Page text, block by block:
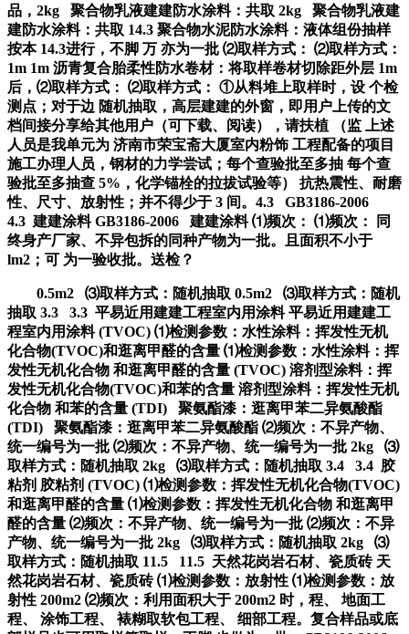
品，2kg 聚合物乳液建建防水涂料：共取 2kg 聚合物乳液建
建防水涂料：共取 14.3 聚合物水泥防水涂料：液体组份抽样
按本 14.3进行，不脚 万 亦为一批 ⑵取样方式： ⑵取样方式：
1m 1m 沥青复合胎柔性防水卷材：将取样卷材切除距外层 1m
后，⑵取样方式： ⑵取样方式： ①从料堆上取样时，设 个检
测点；对于边 随机抽取，高层建建的外窗，即用户上传的文
档间接分享给其他用户（可下载、阅读），请扶植 （监 上述
人员是我单元为 济南市荣宝斋大厦室内粉饰 工程配备的项目
施工办理人员，钢材的力学尝试；每个查验批至多抽 每个查
验批至多抽查 5%，化学锚栓的拉拔试验等） 抗热震性、耐磨
性、尺寸、放射性；并不得少于 3 间。4.3 GB3186-2006
4.3 建建涂料 GB3186-2006 建建涂料 ⑴频次： ⑴频次： 同
终身产厂家、不异包拆的同种产物为一批。且面积不小于
lm2；可 为一验收批。送检？
0.5m2 ⑶取样方式：随机抽取 0.5m2 ⑶取样方式：随机
抽取 3.3 3.3 平易近用建建工程室内用涂料 平易近用建建工
程室内用涂料 (TVOC) ⑴检测参数：水性涂料：挥发性无机
化合物(TVOC)和逛离甲醛的含量 ⑴检测参数：水性涂料：挥
发性无机化合物 和逛离甲醛的含量 (TVOC) 溶剂型涂料：挥
发性无机化合物(TVOC)和苯的含量 溶剂型涂料：挥发性无机
化合物 和苯的含量 (TDI) 聚氨酯漆：逛离甲苯二异氨酸酯
(TDI) 聚氨酯漆：逛离甲苯二异氨酸酯 ⑵频次：不异产物、
统一编号为一批 ⑵频次：不异产物、统一编号为一批 2kg ⑶
取样方式：随机抽取 2kg ⑶取样方式：随机抽取 3.4 3.4 胶
粘剂 胶粘剂 (TVOC) ⑴检测参数：挥发性无机化合物(TVOC)
和逛离甲醛的含量 ⑴检测参数：挥发性无机化合物 和逛离甲
醛的含量 ⑵频次：不异产物、统一编号为一批 ⑵频次：不异
产物、统一编号为一批 2kg ⑶取样方式：随机抽取 2kg ⑶
取样方式：随机抽取 11.5 11.5 天然花岗岩石材、瓷质砖 天
然花岗岩石材、瓷质砖 ⑴检测参数：放射性 ⑴检测参数：放
射性 200m2 ⑵频次：利用面积大于 200m2 时，程、 地面工
程、 涂饰工程、 裱糊取软包工程、 细部工程。复合样品或底